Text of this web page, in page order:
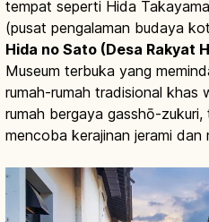
tempat seperti Hida
(pusat pengalaman budaya
Hida no Sato (Desa Rakyat
Museum terbuka yang
rumah-rumah tradisional khas
rumah bergaya gasshō-
mencoba kerajinan jerami dan